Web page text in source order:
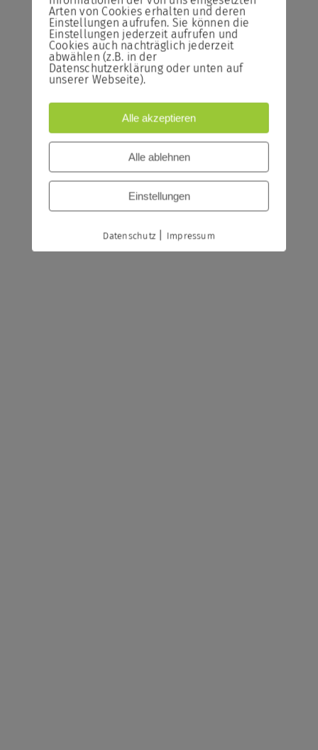
Arten von Cookies erhalten und deren
Einstellungen aufrufen. Sie können die
Einstellungen jederzeit aufrufen und
Cookies auch nachträglich jederzeit
abwählen (z.B. in der
Datenschutzerklärung oder unten auf
unserer Webseite).
Alle akzeptieren
Alle ablehnen
Einstellungen
Datenschutz| Impressum